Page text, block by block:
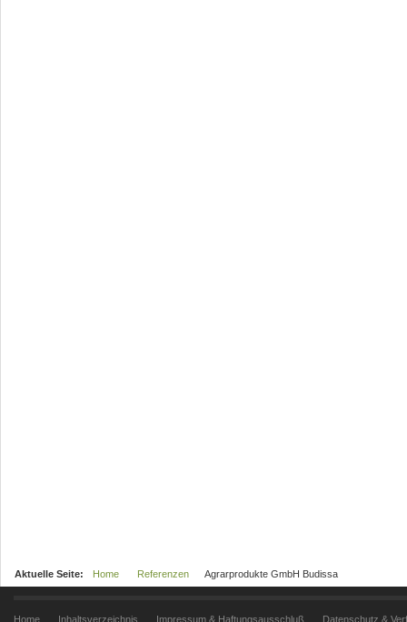
Aktuelle Seite: Home Referenzen Agrarprodukte GmbH Budissa
Home Inhaltsverzeichnis Impressum & Haftungsausschluß Datenschutz &